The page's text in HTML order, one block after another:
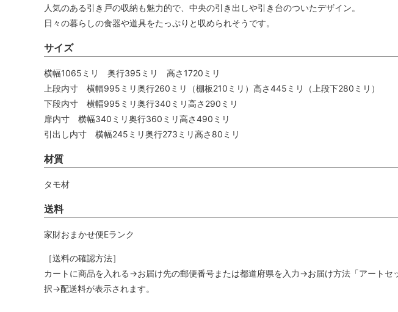
人気のある引き戸の収納も魅力的で、中央の引き出しや引き台のついたデザイン。
日々の暮らしの食器や道具をたっぷりと収められそうです。
サイズ
横幅1065ミリ 奥行395ミリ 高さ1720ミリ
上段内寸 横幅995ミリ奥行260ミリ（棚板210ミリ）高さ445ミリ（上段下280ミリ）
下段内寸 横幅995ミリ奥行340ミリ高さ290ミリ
扉内寸 横幅340ミリ奥行360ミリ高さ490ミリ
引出し内寸 横幅245ミリ奥行273ミリ高さ80ミリ
材質
タモ材
送料
家財おまかせ便Eランク
［送料の確認方法］
カートに商品を入れる→お届け先の郵便番号または都道府県を入力→お届け方法「アートセ
択→配送料が表示されます。